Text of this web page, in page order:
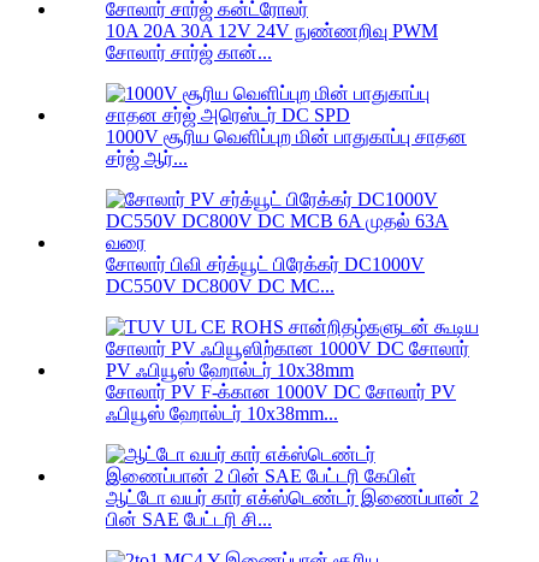
10A 20A 30A 12V 24V நுண்ணறிவு PWM
சோலார் சார்ஜ் கான்...
1000V சூரிய வெளிப்புற மின் பாதுகாப்பு சாதன
சர்ஜ் ஆர்...
சோலார் பிவி சர்க்யூட் பிரேக்கர் DC1000V
DC550V DC800V DC MC...
சோலார் PV F-க்கான 1000V DC சோலார் PV
ஃபியூஸ் ஹோல்டர் 10x38mm...
ஆட்டோ வயர் கார் எக்ஸ்டெண்டர் இணைப்பான் 2
பின் SAE பேட்டரி சி...